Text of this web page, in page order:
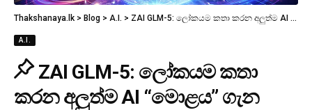
Thakshanaya.lk > Blog > A.I. > ZAI GLM-5: ලෝකයම කතා කරන අලුත්ම AI “මොළය” ගැන සරලව!
A.I.
ZAI GLM-5: ලෝකයම කතා
කරන අලුත්ම AI “මොළය” ගැන